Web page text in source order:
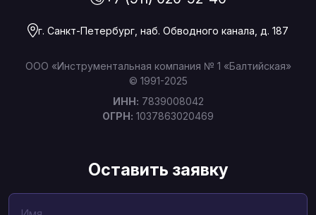
г. Санкт-Петербург, наб. Обводного канала, д. 187
ООО «Инструментальная компания № 1 «Балтийская»
© 1991-2025
ИНН: 7839008042
ОГРН: 1037863020469
Оставить заявку